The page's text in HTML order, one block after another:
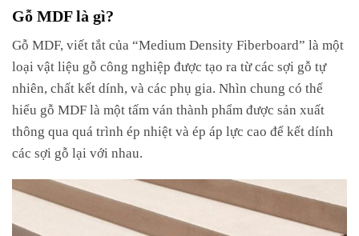
Gỗ MDF là gì?
Gỗ MDF, viết tắt của “Medium Density Fiberboard” là một
loại vật liệu gỗ công nghiệp được tạo ra từ các sợi gỗ tự
nhiên, chất kết dính, và các phụ gia. Nhìn chung có thể
hiểu gỗ MDF là một tấm ván thành phẩm được sản xuất
thông qua quá trình ép nhiệt và ép áp lực cao để kết dính
các sợi gỗ lại với nhau.